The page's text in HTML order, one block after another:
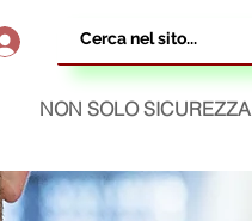
NON SOLO SICUREZZA